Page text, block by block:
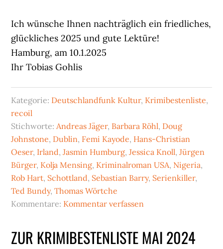
Ich wünsche Ihnen nachträglich ein friedliches,
glückliches 2025 und gute Lektüre!
Hamburg, am 10.1.2025
Ihr Tobias Gohlis
Kategorie: Deutschlandfunk Kultur, Krimibestenliste,
recoil
Stichworte: Andreas Jäger, Barbara Röhl, Doug
Johnstone, Dublin, Femi Kayode, Hans-Christian
Oeser, Irland,Jasmin Humburg,Jessica Knoll,Jürgen
Bürger, Kolja Mensing, Kriminalroman USA, Nigeria,
Rob Hart, Schottland, Sebastian Barry, Serienkiller,
Ted Bundy,Thomas Wörtche
Kommentare: Kommentar verfassen
ZUR KRIMIBESTENLISTE MAI 2024